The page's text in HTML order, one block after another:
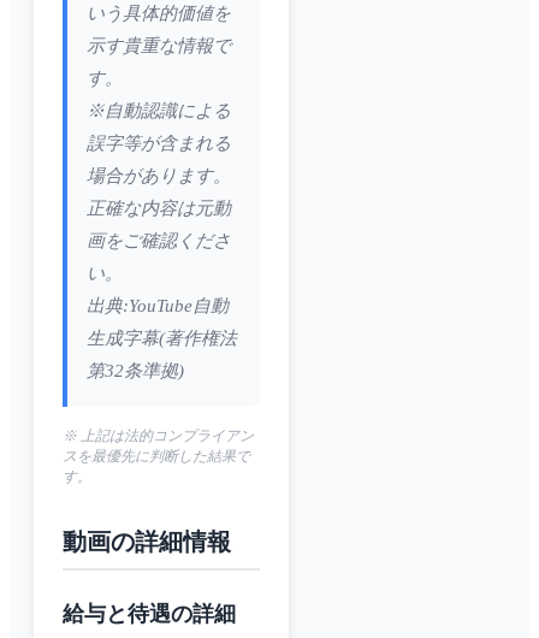
いう具体的価値を
示す貴重な情報で
す。
※自動認識による
誤字等が含まれる
場合があります。
正確な内容は元動
画をご確認くださ
い。
出典:YouTube自動
生成字幕(著作権法
第32条準拠)
※ 上記は法的コンプライアン
スを最優先に判断した結果で
す。
動画の詳細情報
給与と待遇の詳細